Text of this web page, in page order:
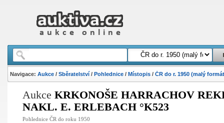
Navigace: Aukce/ Sběratelství/ Pohlednice/ Místopis/ ČR do r. 1950 (malý
Aukce KRKONOŠE HARRACHOV
NAKL. E. ERLEBACH °K523
Pohlednice ČR do roku 1950